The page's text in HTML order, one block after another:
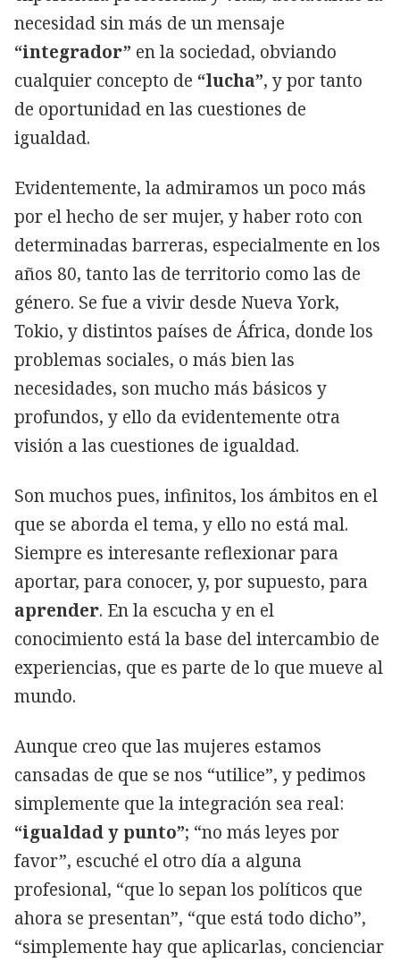
necesidad sin más de un mensaje
“integrador” en la sociedad, obviando
cualquier concepto de “lucha”, y por tanto
de oportunidad en las cuestiones de
igualdad.
Evidentemente, la admiramos un poco más
por el hecho de ser mujer, y haber roto con
determinadas barreras, especialmente en los
años 80, tanto las de territorio como las de
género. Se fue a vivir desde Nueva York,
Tokio, y distintos países de África, donde los
problemas sociales, o más bien las
necesidades, son mucho más básicos y
profundos, y ello da evidentemente otra
visión a las cuestiones de igualdad.
Son muchos pues, infinitos, los ámbitos en el
que se aborda el tema, y ello no está mal.
Siempre es interesante reflexionar para
aportar, para conocer, y, por supuesto, para
aprender. En la escucha y en el
conocimiento está la base del intercambio de
experiencias, que es parte de lo que mueve al
mundo.
Aunque creo que las mujeres estamos
cansadas de que se nos “utilice”, y pedimos
simplemente que la integración sea real:
“igualdad y punto”; “no más leyes por
favor”, escuché el otro día a alguna
profesional, “que lo sepan los políticos que
ahora se presentan”, “que está todo dicho”,
“simplemente hay que aplicarlas, concienciar